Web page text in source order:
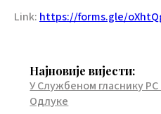
Link: https://forms.gle/
Најновије вијести:
У Службеном гласнику
Одлуке